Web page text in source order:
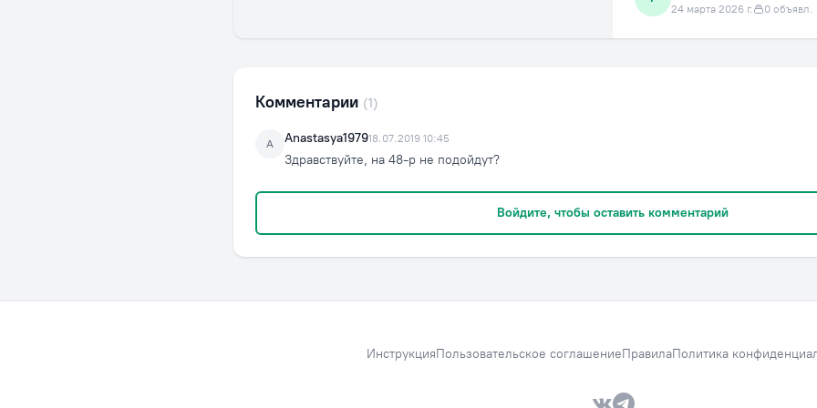
24 марта 2026 г. 0 объявл.
Комментарии (1)
A Anastasya197918.07.2019 10:45
Здравствуйте, на 48-р не подойдут?
Войдите, чтобы оставить комментарий
ИнструкцияПользовательское соглашениеПравилаПолитика
VK — Вместе дешевле
Telegram — Вместе дешевле